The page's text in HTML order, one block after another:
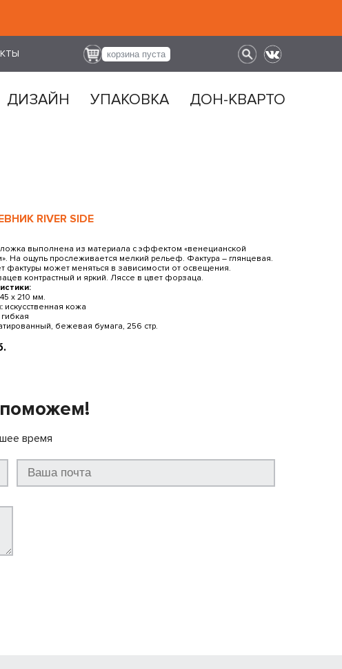
корзина пуста
ДИЗАЙН УПАКОВКА ДОН-КВАРТО
RIVER SIDE
выполнена из материала с эффектом «венецианской
На ощупь прослеживается мелкий рельеф. Фактура – глянцевая.
фактуры может меняться в зависимости от освещения.
контрастный и яркий. Ляссе в цвет форзаца.
х 210 мм.
искусственная кожа
бежевая бумага, 256 стр.
время